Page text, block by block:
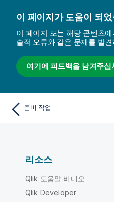
이 페이지가 도움이 되
이 페이지 또는 해당 콘텐츠
술적 오류와 같은 문제를 발
여기에 피드백을 남겨주십
준비 작업
리소스
Qlik 도움말 비디오
Qlik Developer